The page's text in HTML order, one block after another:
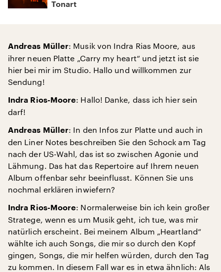
Tonart
Andreas Müller: Musik von Indra Rias Moore, aus
ihrer neuen Platte „Carry my heart“ und jetzt ist sie
hier bei mir im Studio. Hallo und willkommen zur
Sendung!
Indra Rios-Moore: Hallo! Danke, dass ich hier sein
darf!
Andreas Müller: In den Infos zur Platte und auch in
den Liner Notes beschreiben Sie den Schock am Tag
nach der US-Wahl, das ist so zwischen Agonie und
Lähmung. Das hat das Repertoire auf Ihrem neuen
Album offenbar sehr beeinflusst. Können Sie uns
nochmal erklären inwiefern?
Indra Rios-Moore: Normalerweise bin ich kein großer
Stratege, wenn es um Musik geht, ich tue, was mir
natürlich erscheint. Bei meinem Album „Heartland“
wählte ich auch Songs, die mir so durch den Kopf
gingen, Songs, die mir helfen würden, durch den Tag
zu kommen. In diesem Fall war es in etwa ähnlich: Als